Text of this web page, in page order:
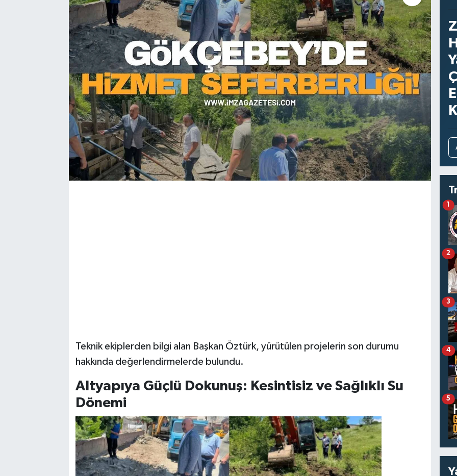
Teknik ekiplerden bilgi alan Başkan Öztürk, yürütülen projelerin son durumu
hakkında değerlendirmelerde bulundu.
Altyapıya Güçlü Dokunuş: Kesintisiz ve Sağlıklı Su
Dönemi
1
2
3
4
5